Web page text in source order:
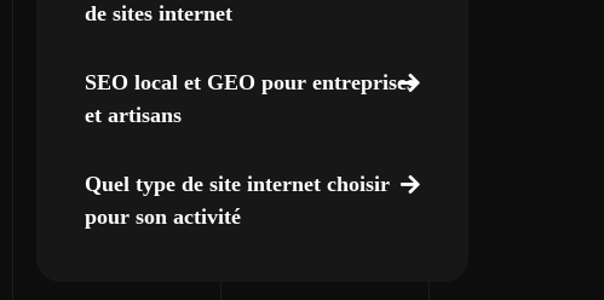
de sites internet
SEO local et GEO pour entreprises
et artisans
Quel type de site internet choisir
pour son activité